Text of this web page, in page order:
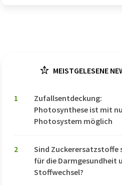
MEISTGELESENE
1
Zufallsentdeckung:
Photosynthese ist mit
Photosystem möglich
2
Sind Zuckerersatzstoffe
für die Darmgesundheit
Stoffwechsel?